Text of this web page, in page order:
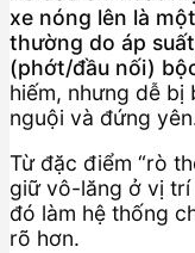
xe nóng lên là
thường do áp
(phớt/đầu nối)
hiếm, nhưng dễ bị
nguội và đứng
Từ đặc điểm “rò
giữ vô-lăng ở vị trí
đó làm hệ thống
rõ hơn.